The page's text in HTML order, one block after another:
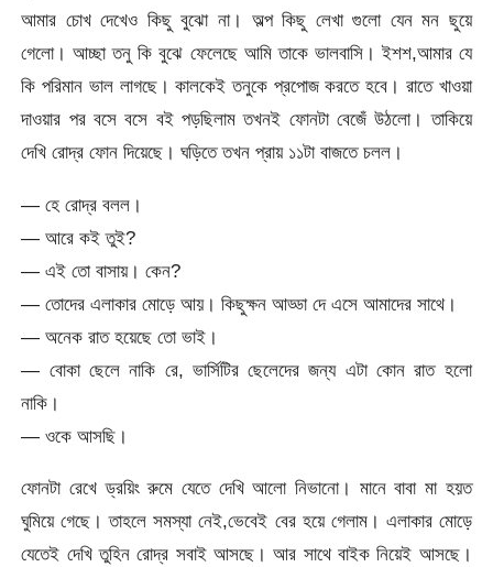
আমার চোখ দেখেও কিছু বুঝো না। অল্প কিছু লেখা গুলো যেন মন ছুয়ে
গেলো। আচ্ছা তনু কি বুঝে ফেলেছে আমি তাকে ভালবাসি। ইশশ,আমার যে
কি পরিমান ভাল লাগছে। কালকেই তনুকে প্রপোজ করতে হবে। রাতে খাওয়া
দাওয়ার পর বসে বসে বই পড়ছিলাম তখনই ফোনটা বেজেঁ উঠলো। তাকিয়ে
দেখি রোদ্র ফোন দিয়েছে। ঘড়িতে তখন প্রায় ১১টা বাজতে চলল।
— হে রোদ্র বলল।
— আরে কই তুই?
— এই তো বাসায়। কেন?
— তোদের এলাকার মোড়ে আয়। কিছুক্ষন আড্ডা দে এসে আমাদের সাথে।
— অনেক রাত হয়েছে তো ভাই।
— বোকা ছেলে নাকি রে, ভার্সিটির ছেলেদের জন্য এটা কোন রাত হলো
নাকি।
— ওকে আসছি।
ফোনটা রেখে ড্রয়িং রুমে যেতে দেখি আলো নিভানো। মানে বাবা মা হয়ত
ঘুমিয়ে গেছে। তাহলে সমস্যা নেই,ভেবেই বের হয়ে গেলাম। এলাকার মোড়ে
যেতেই দেখি তুহিন রোদ্র সবাই আসছে। আর সাথে বাইক নিয়েই আসছে।